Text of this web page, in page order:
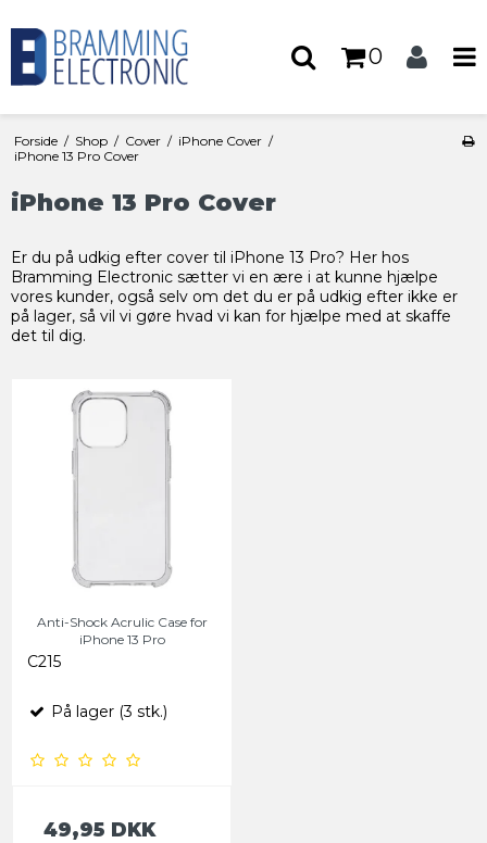
0
Forside / Shop / Cover / iPhone Cover /
iPhone 13 Pro Cover
iPhone 13 Pro Cover
Er du på udkig efter cover til iPhone 13 Pro? Her hos
Bramming Electronic sætter vi en ære i at kunne hjælpe
vores kunder, også selv om det du er på udkig efter ikke er
på lager, så vil vi gøre hvad vi kan for hjælpe med at skaffe
det til dig.
Anti-Shock Acrulic Case for
iPhone 13 Pro
C215
På lager (3 stk.)
49,95 DKK